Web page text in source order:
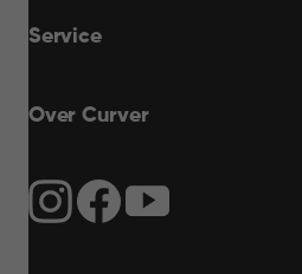
Service
Over Curver